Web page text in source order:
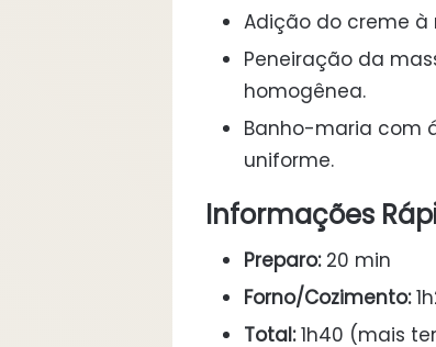
Adição do creme
Peneiração da
homogênea.
Banho-maria com
uniforme.
Informações
Preparo:20 min
Forno/Cozimento:
Total:1h40 (mais